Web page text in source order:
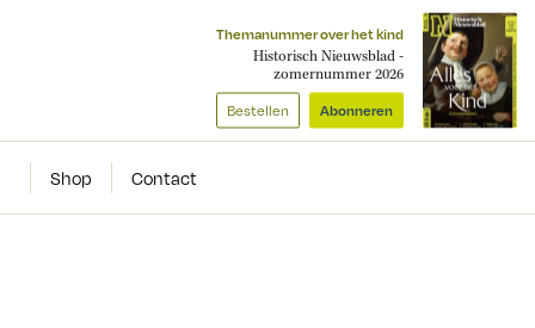
Themanummer over het kind
Historisch Nieuwsblad -
zomernummer 2026
Bestellen Abonneren
Shop Contact